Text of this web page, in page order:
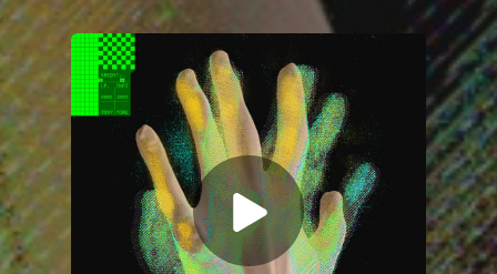
You're all set!
.